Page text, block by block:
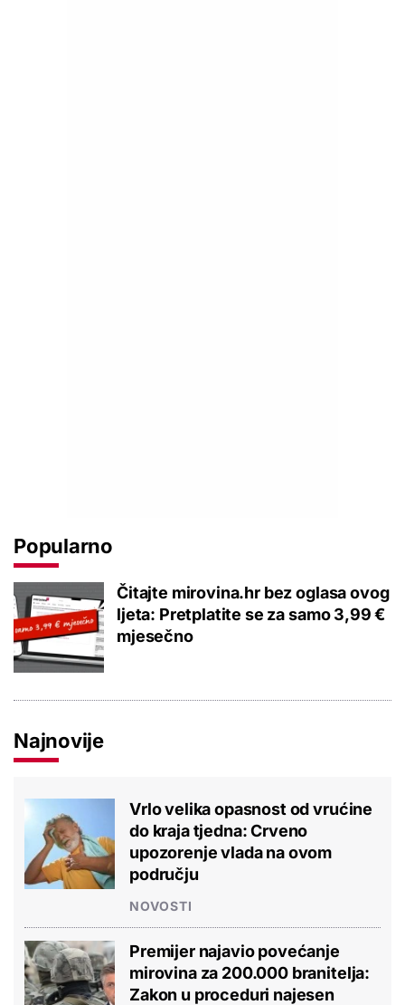
Popularno
Čitajte mirovina.hr bez oglasa ovog
ljeta: Pretplatite se za samo 3,99 €
mjesečno
Najnovije
Vrlo velika opasnost od vrućine
do kraja tjedna: Crveno
upozorenje vlada na ovom
području
NOVOSTI
Premijer najavio povećanje
mirovina za 200.000 branitelja:
Zakon u proceduri najesen